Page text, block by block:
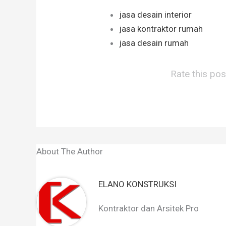
jasa desain interior
jasa kontraktor rumah
jasa desain rumah
Rate this
About The Author
ELANO KONSTRUKSI
Kontraktor dan Arsitek Pro